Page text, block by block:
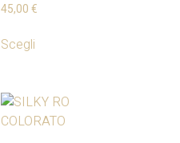
45,00 €
Scegli